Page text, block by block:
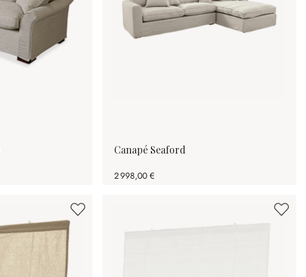
Canapé Seaford
2 998,00 €